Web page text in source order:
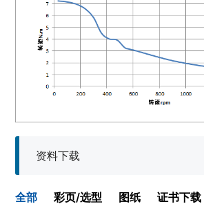
资料下载
全部 彩页/选型 图纸 证书下载